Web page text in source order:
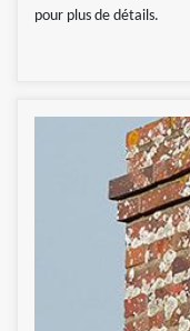
pour plus de détails.